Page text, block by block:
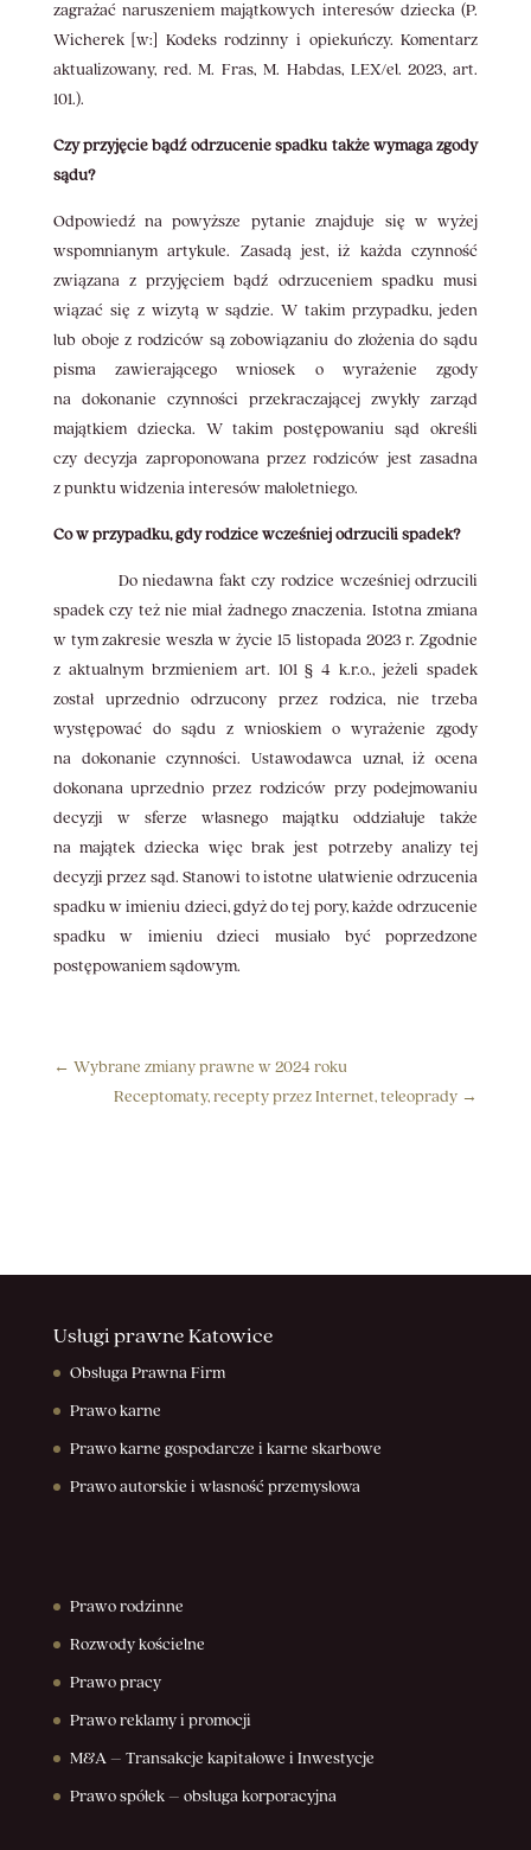
zagrażać naruszeniem majątkowych interesów dziecka (P.
Wicherek [w:] Kodeks rodzinny i opiekuńczy. Komentarz
aktualizowany, red. M. Fras, M. Habdas, LEX/el. 2023, art.
101.).
Czy przyjęcie bądź odrzucenie spadku także wymaga zgody
sądu?
Odpowiedź na powyższe pytanie znajduje się w wyżej
wspomnianym artykule. Zasadą jest, iż każda czynność
związana z przyjęciem bądź odrzuceniem spadku musi
wiązać się z wizytą w sądzie. W takim przypadku, jeden
lub oboje z rodziców są zobowiązaniu do złożenia do sądu
pisma zawierającego wniosek o wyrażenie zgody
na dokonanie czynności przekraczającej zwykły zarząd
majątkiem dziecka. W takim postępowaniu sąd określi
czy decyzja zaproponowana przez rodziców jest zasadna
z punktu widzenia interesów małoletniego.
Co w przypadku, gdy rodzice wcześniej odrzucili spadek?
Do niedawna fakt czy rodzice wcześniej odrzucili
spadek czy też nie miał żadnego znaczenia. Istotna zmiana
w tym zakresie weszła w życie 15 listopada 2023 r. Zgodnie
z aktualnym brzmieniem art. 101 § 4 k.r.o., jeżeli spadek
został uprzednio odrzucony przez rodzica, nie trzeba
występować do sądu z wnioskiem o wyrażenie zgody
na dokonanie czynności. Ustawodawca uznał, iż ocena
dokonana uprzednio przez rodziców przy podejmowaniu
decyzji w sferze własnego majątku oddziałuje także
na majątek dziecka więc brak jest potrzeby analizy tej
decyzji przez sąd. Stanowi to istotne ułatwienie odrzucenia
spadku w imieniu dzieci, gdyż do tej pory, każde odrzucenie
spadku w imieniu dzieci musiało być poprzedzone
postępowaniem sądowym.
← Wybrane zmiany prawne w 2024 roku
Receptomaty, recepty przez Internet, teleoprady →
Usługi prawne Katowice
Obsługa Prawna Firm
Prawo karne
Prawo karne gospodarcze i karne skarbowe
Prawo autorskie i własność przemysłowa
Prawo rodzinne
Rozwody kościelne
Prawo pracy
Prawo reklamy i promocji
M&A – Transakcje kapitałowe i Inwestycje
Prawo spółek – obsługa korporacyjna